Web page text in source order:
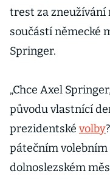
trest za zneužívání
součástí německé
Springer.
„Chce Axel
původu vlastnící
prezidentské volby
pátečním
dolnoslezském